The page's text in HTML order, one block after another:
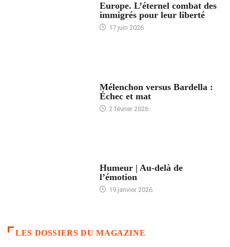
Europe. L’éternel combat des
immigrés pour leur liberté
17 juin 2026
Mélenchon versus Bardella :
Échec et mat
2 février 2026
Humeur | Au-delà de
l’émotion
19 janvier 2026
LES DOSSIERS DU MAGAZINE